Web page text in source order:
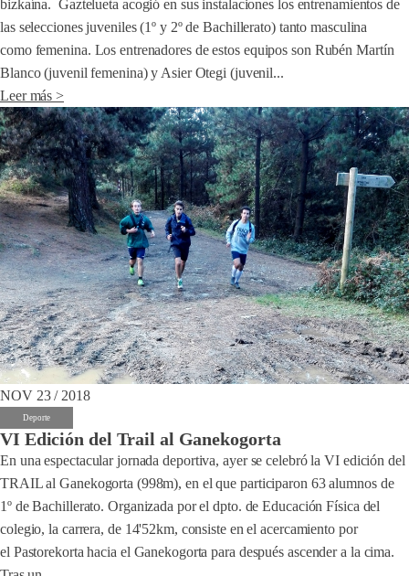
bizkaína. Gaztelueta acogió en sus instalaciones los entrenamientos de
las selecciones juveniles (1º y 2º de Bachillerato) tanto masculina
como femenina. Los entrenadores de estos equipos son Rubén Martín
Blanco (juvenil femenina) y Asier Otegi (juvenil...
Leer más >
NOV 23 / 2018
Deporte
VI Edición del Trail al Ganekogorta
En una espectacular jornada deportiva, ayer se celebró la VI edición del
TRAIL al Ganekogorta (998m), en el que participaron 63 alumnos de
1º de Bachillerato. Organizada por el dpto. de Educación Física del
colegio, la carrera, de 14'52km, consiste en el acercamiento por
el Pastorekorta hacia el Ganekogorta para después ascender a la cima.